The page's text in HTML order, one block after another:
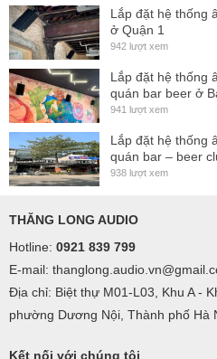
Lắp đặt hệ thống
ở Quận 1
942 lượt xem
Lắp đặt hệ thống
quán bar beer ở
941 lượt xem
Lắp đặt hệ thống
quán bar – beer
938 lượt xem
THĂNG LONG AUDIO
Hotline: 0921 839 799
E-mail:
Địa chỉ: Biệt thự M01-L03, Khu A -
phường Dương Nội, Thành phố Hà
Kết nối với chúng tôi